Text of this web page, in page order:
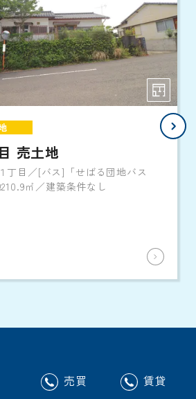
売土地
丁目／[バス]「せばる団地バス
㎡／建築条件なし
売買 賃貸